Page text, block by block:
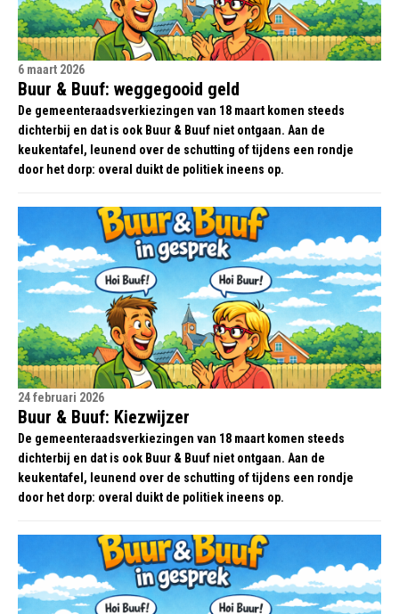
6 maart 2026
Buur & Buuf: weggegooid geld
De gemeenteraadsverkiezingen van 18 maart komen steeds
dichterbij en dat is ook Buur & Buuf niet ontgaan. Aan de
keukentafel, leunend over de schutting of tijdens een rondje
door het dorp: overal duikt de politiek ineens op.
24 februari 2026
Buur & Buuf: Kiezwijzer
De gemeenteraadsverkiezingen van 18 maart komen steeds
dichterbij en dat is ook Buur & Buuf niet ontgaan. Aan de
keukentafel, leunend over de schutting of tijdens een rondje
door het dorp: overal duikt de politiek ineens op.